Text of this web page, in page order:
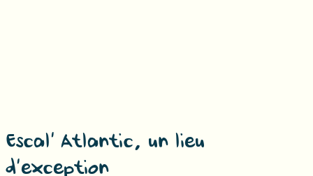
Escal’ Atlantic, un lieu
d’exception